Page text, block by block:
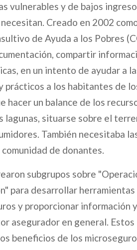
vulnerables y de bajos
Creado en 2002
de Ayuda a los Pobres
compartir
en un intento de ayudar a
a los habitantes de
hacer un balance de los
lagunas, situarse sobre el
También necesitaba
de donantes.
subgrupos sobre
para desarrollar herramientas
y proporcionar información y
asegurador en general. Estos
beneficios de los